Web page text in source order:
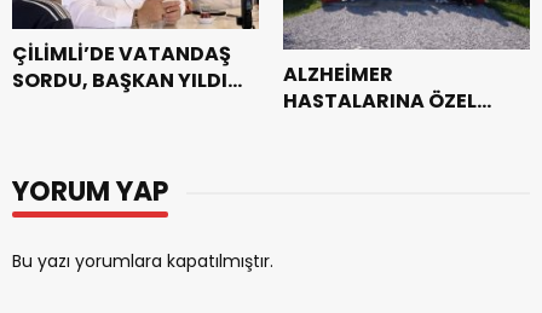
ÇİLİMLİ’DE VATANDAŞ
SORDU, BAŞKAN YILDIZ
ALZHEİMER
HASTALARINA ÖZEL
YORUM YAP
Bu yazı yorumlara kapatılmıştır.